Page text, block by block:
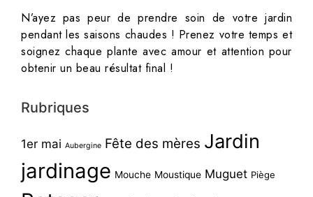
N’ayez pas peur de prendre soin de votre jardin
pendant les saisons chaudes ! Prenez votre temps et
soignez chaque plante avec amour et attention pour
obtenir un beau résultat final !
Rubriques
1er mai Aubergine Fête des mères Jardin
jardinage Mouche Moustique Muguet Piège